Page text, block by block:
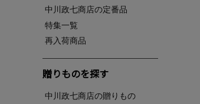
中川政七商店の定番品
特集一覧
再入荷商品
贈りものを探す
中川政七商店の贈りもの